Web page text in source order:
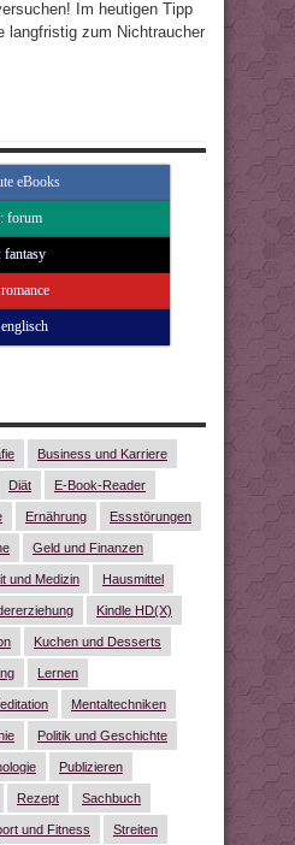
Im heutigen Tipp
langfristig zum Nichtraucher
eBooks
forum
fantasy
Business und Karriere
Diät E-Book-Reader
Ernährung Essstörungen
Geld und Finanzen
und Medizin Hausmittel
Kindle HD(X)
Kuchen und Desserts
Lernen
Mentaltechniken
Politik und Geschichte
Publizieren
Rezept Sachbuch
und Fitness Streiten